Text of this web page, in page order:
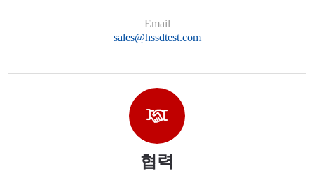
Email
sales@hssdtest.com
협력